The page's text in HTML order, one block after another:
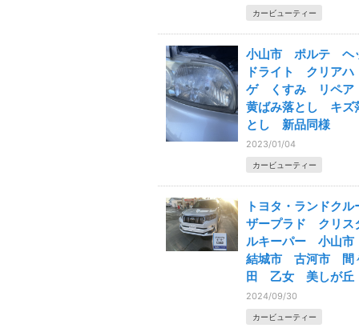
カービューティー
小山市 ポルテ ヘ
ドライト クリアハ
ゲ くすみ リペ
黄ばみ落とし キズ
とし 新品同様
2023/01/04
カービューティー
トヨタ・ランドクル
ザープラド クリス
ルキーパー 小山
結城市 古河市 間
田 乙女 美しが丘
2024/09/30
カービューティー